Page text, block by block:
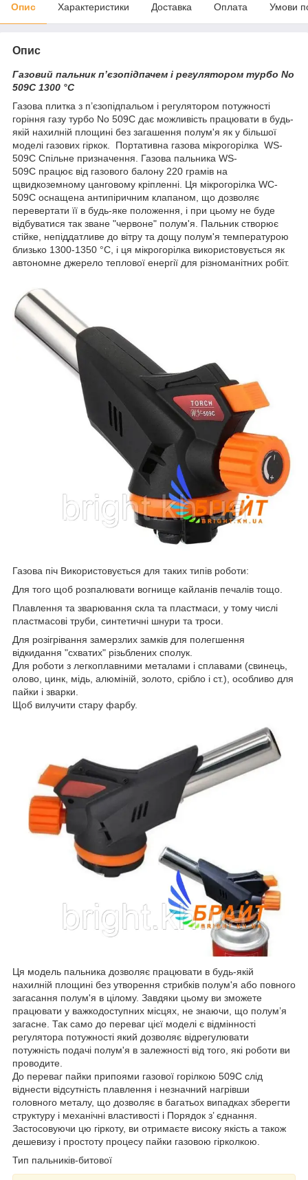
Опис Характеристики Доставка Оплата Умови
Опис
Газовий пальник п’єзопідпачем і регулятором турбо No
509С 1300 °С
Газова плитка з п’єзопідпальом і регулятором потужності
горіння газу турбо No 509С дає можливість працювати в будь-
якій нахилній площині без загашення полум'я як у більшої
моделі газових гіркок. Портативна газова мікрогорілка WS-
509C Спільне призначення. Газова пальника WS-
509C працює від газового балону 220 грамів на
щвидкоземному цанговому кріпленні. Ця мікрогорілка WC-
509C оснащена антипіричним клапаном, що дозволяє
перевертати її в будь-яке положення, і при цьому не буде
відбуватися так зване "червоне" полум'я. Пальник створює
стійке, непіддатливе до вітру та дощу полум'я температурою
близько 1300-1350 °С, і ця мікрогорілка використовується як
автономне джерело теплової енергії для різноманітних робіт.
Газова піч Використовується для таких типів роботи:
Для того щоб розпалювати вогнище кайланів печалів тощо.
Плавлення та зварювання скла та пластмаси, у тому числі
пластмасові труби, синтетичні шнури та троси.
Для розігрівання замерзлих замків для полегшення
відкидання "схватих" різьблених сполук.
Для роботи з легкоплавними металами і сплавами (свинець,
олово, цинк, мідь, алюміній, золото, срібло і ст.), особливо для
пайки і зварки.
Щоб вилучити стару фарбу.
Ця модель пальника дозволяє працювати в будь-якій
нахилній площині без утворення стрибків полум'я або повного
загасання полум'я в цілому. Завдяки цьому ви зможете
працювати у важкодоступних місцях, не знаючи, що полум’я
загасне. Так само до переваг цієї моделі є відмінності
регулятора потужності який дозволяє відрегулювати
потужність подачі полум'я в залежності від того, які роботи ви
проводите.
До переваг пайки припоями газової горілкою 509C слід
віднести відсутність плавлення і незначний нагрівши
головного металу, що дозволяє в багатьох випадках зберегти
структуру і механічні властивості і Порядок з’ єднання.
Застосовуючи цю гіркоту, ви отримаєте високу якість а також
дешевизу і простоту процесу пайки газовою гірколкою.
Тип пальників-битової